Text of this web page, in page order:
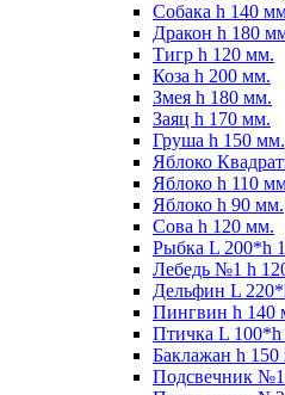
Собака h 140
Дракон h 180
Тигр h 120 мм.
Коза h 200 мм.
Змея h 180 мм.
Заяц h 170 мм.
Груша h 150 мм.
Яблоко
Яблоко h 110
Яблоко h 90 мм.
Сова h 120 мм.
Рыбка L 200*h
Лебедь №1 h
Дельфин L
Пингвин h 140
Птичка L
Баклажан h
Подсвечник